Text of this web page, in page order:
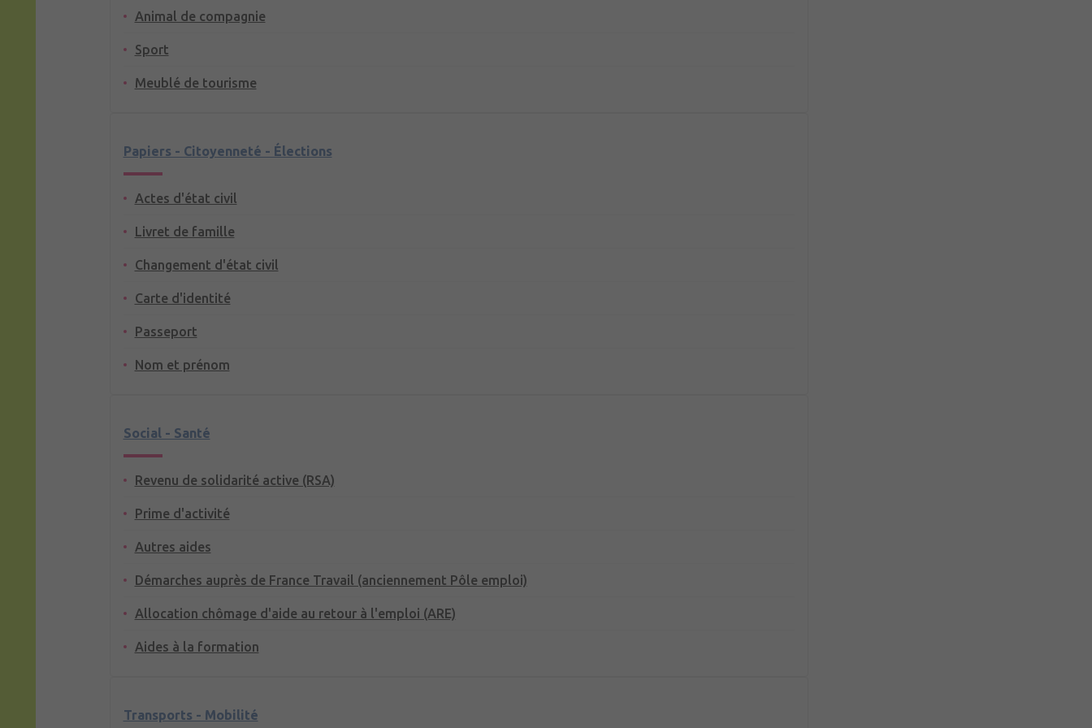
Animal de compagnie
Sport
Meublé de tourisme
Papiers - Citoyenneté - Élections
Actes d'état civil
Livret de famille
Changement d'état civil
Carte d'identité
Passeport
Nom et prénom
Social - Santé
Revenu de solidarité active (RSA)
Prime d'activité
Autres aides
Démarches auprès de France Travail (anciennement Pôle emploi)
Allocation chômage d'aide au retour à l'emploi (ARE)
Aides à la formation
Transports - Mobilité